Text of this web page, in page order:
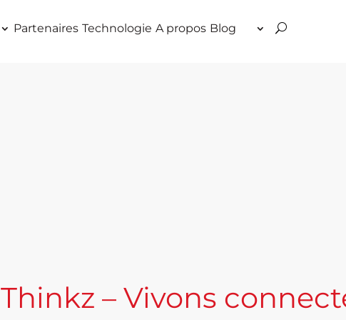
Partenaires Technologie A propos Blog
Thinkz – Vivons